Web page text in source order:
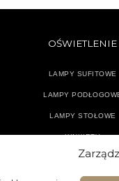
OŚWIETLENIE
LAMPY SUFITOWE
LAMPY
LAMPY STOŁOWE
KINKIETY